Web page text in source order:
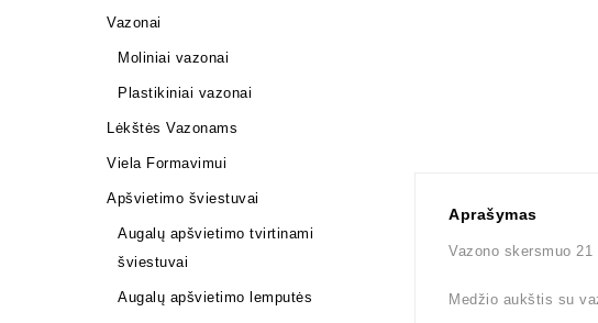
Aprašymas
Vazono skersmuo 21
Medžio aukštis su
Vazonai
Moliniai vazonai
Plastikiniai vazonai
Lėkštės Vazonams
Viela Formavimui
Apšvietimo šviestuvai
Augalų apšvietimo tvirtinami
šviestuvai
Augalų apšvietimo lemputės